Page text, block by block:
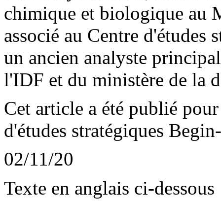
chimique et biologique au
associé au Centre d'études
un ancien analyste
l'IDF et du ministère de la
Cet article a été publié
d'études stratégiques
02/11/20
Texte en anglais ci-dessous